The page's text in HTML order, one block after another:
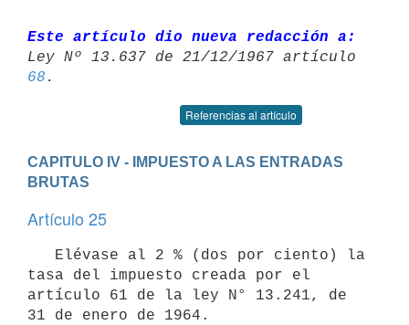
Este artículo dio nueva redacción a:
68
Referencias al artículo
CAPITULO IV - IMPUESTO A LAS ENTRADAS
BRUTAS
Artículo 25
tasa del impuesto creada por el
artículo 61 de la ley N° 13.241, de
31 de enero de 1964.